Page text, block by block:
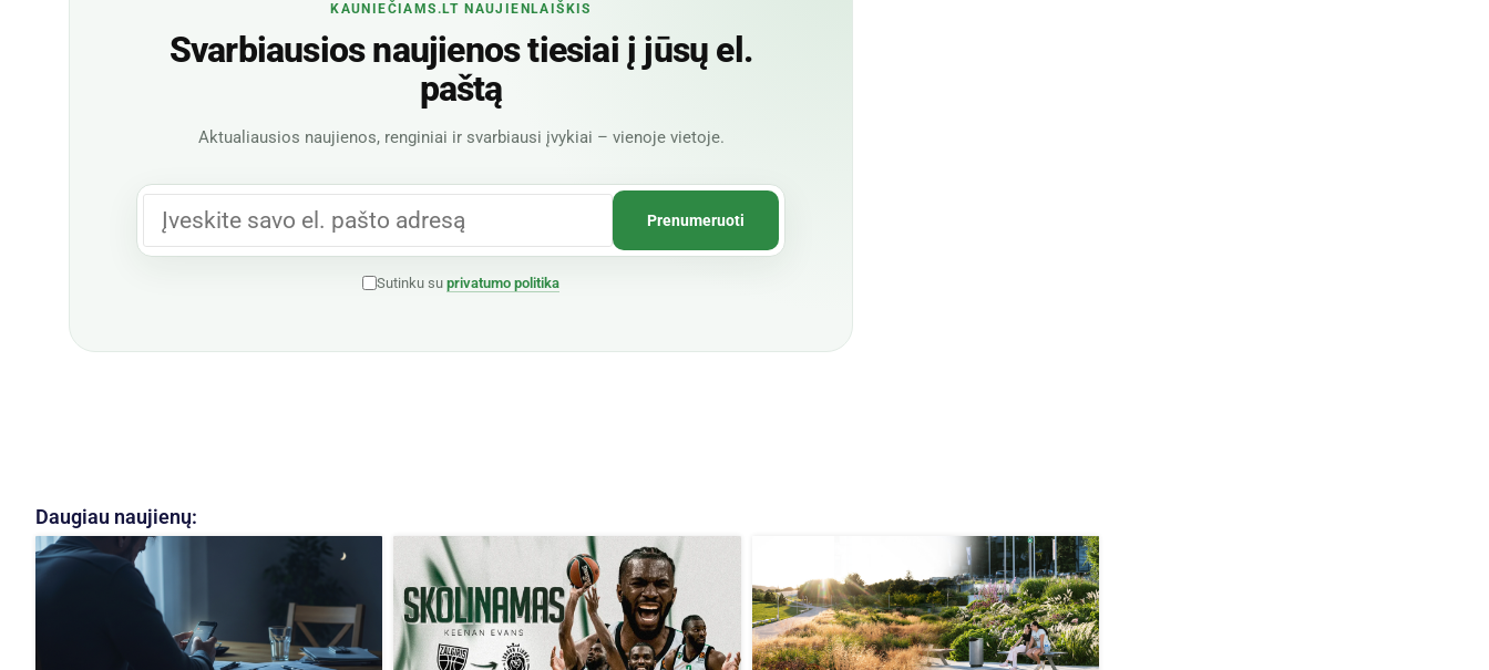
KAUNIEČIAMS.LT NAUJIENLAIŠKIS
Svarbiausios naujienos tiesiai į jūsų el.
paštą
Aktualiausios naujienos, renginiai ir svarbiausi įvykiai – vienoje vietoje.
Sutinku su privatumo politika
Daugiau naujienų: